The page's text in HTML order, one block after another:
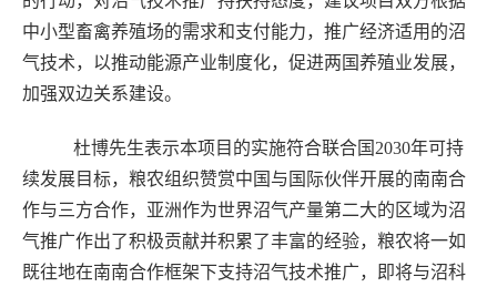
中小型畜禽养殖场的需求和支付能力，推广经济适用的沼
气技术，以推动能源产业制度化，促进两国养殖业发展，
加强双边关系建设。
杜博先生表示本项目的实施符合联合国2030年可持
续发展目标，粮农组织赞赏中国与国际伙伴开展的南南合
作与三方合作，亚洲作为世界沼气产量第二大的区域为沼
气推广作出了积极贡献并积累了丰富的经验，粮农将一如
既往地在南南合作框架下支持沼气技术推广，即将与沼科